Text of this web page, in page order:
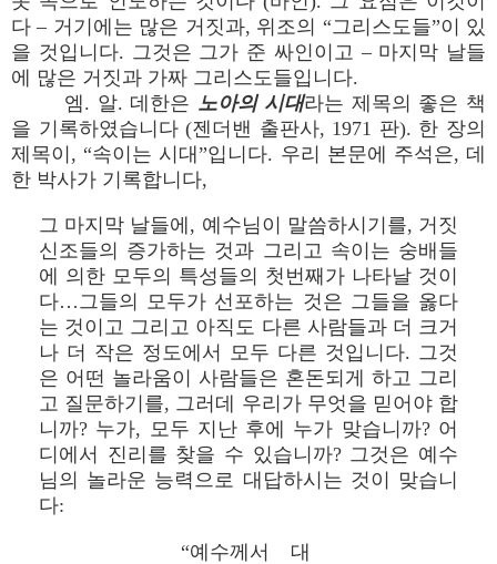
다 – 거기에는 많은 거짓과, 위조의 “그리스도들”이 있
을 것입니다. 그것은 그가 준 싸인이고 – 마지막 날들
에 많은 거짓과 가짜 그리스도들입니다.
엠. 알. 데한은 노아의 시대라는 제목의 좋은 책
을 기록하였습니다 (젠더밴 출판사, 1971 판). 한 장의
제목이, “속이는 시대”입니다. 우리 본문에 주석은, 데
한 박사가 기록합니다,
그 마지막 날들에, 예수님이 말씀하시기를, 거짓
신조들의 증가하는 것과 그리고 속이는 숭배들
에 의한 모두의 특성들의 첫번째가 나타날 것이
다…그들의 모두가 선포하는 것은 그들을 옳다
는 것이고 그리고 아직도 다른 사람들과 더 크거
나 더 작은 정도에서 모두 다른 것입니다. 그것
은 어떤 놀라움이 사람들은 혼돈되게 하고 그리
고 질문하기를, 그러데 우리가 무엇을 믿어야 합
니까? 누가, 모두 지난 후에 누가 맞습니까? 어
디에서 진리를 찾을 수 있습니까? 그것은 예수
님의 놀라운 능력으로 대답하시는 것이 맞습니
다:
“예수께서 대